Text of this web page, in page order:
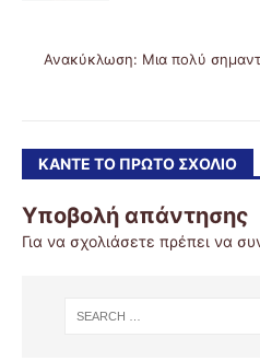
Ανακύκλωση: Μια πολύ
ΚΆΝΤΕ ΤΟ ΠΡΏΤΟ ΣΧΌΛΙΟ
Υποβολή απάντησης
Για να σχολιάσετε πρέπει να